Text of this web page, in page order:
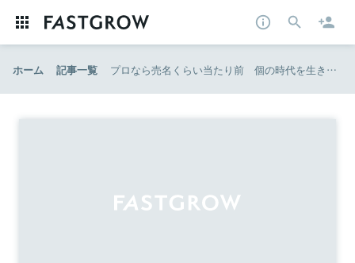
ホーム 記事一覧 プロなら売名くらい当たり前 個の時代を生き抜くには | Forbes JAPAN（フォーブス ジャパン）